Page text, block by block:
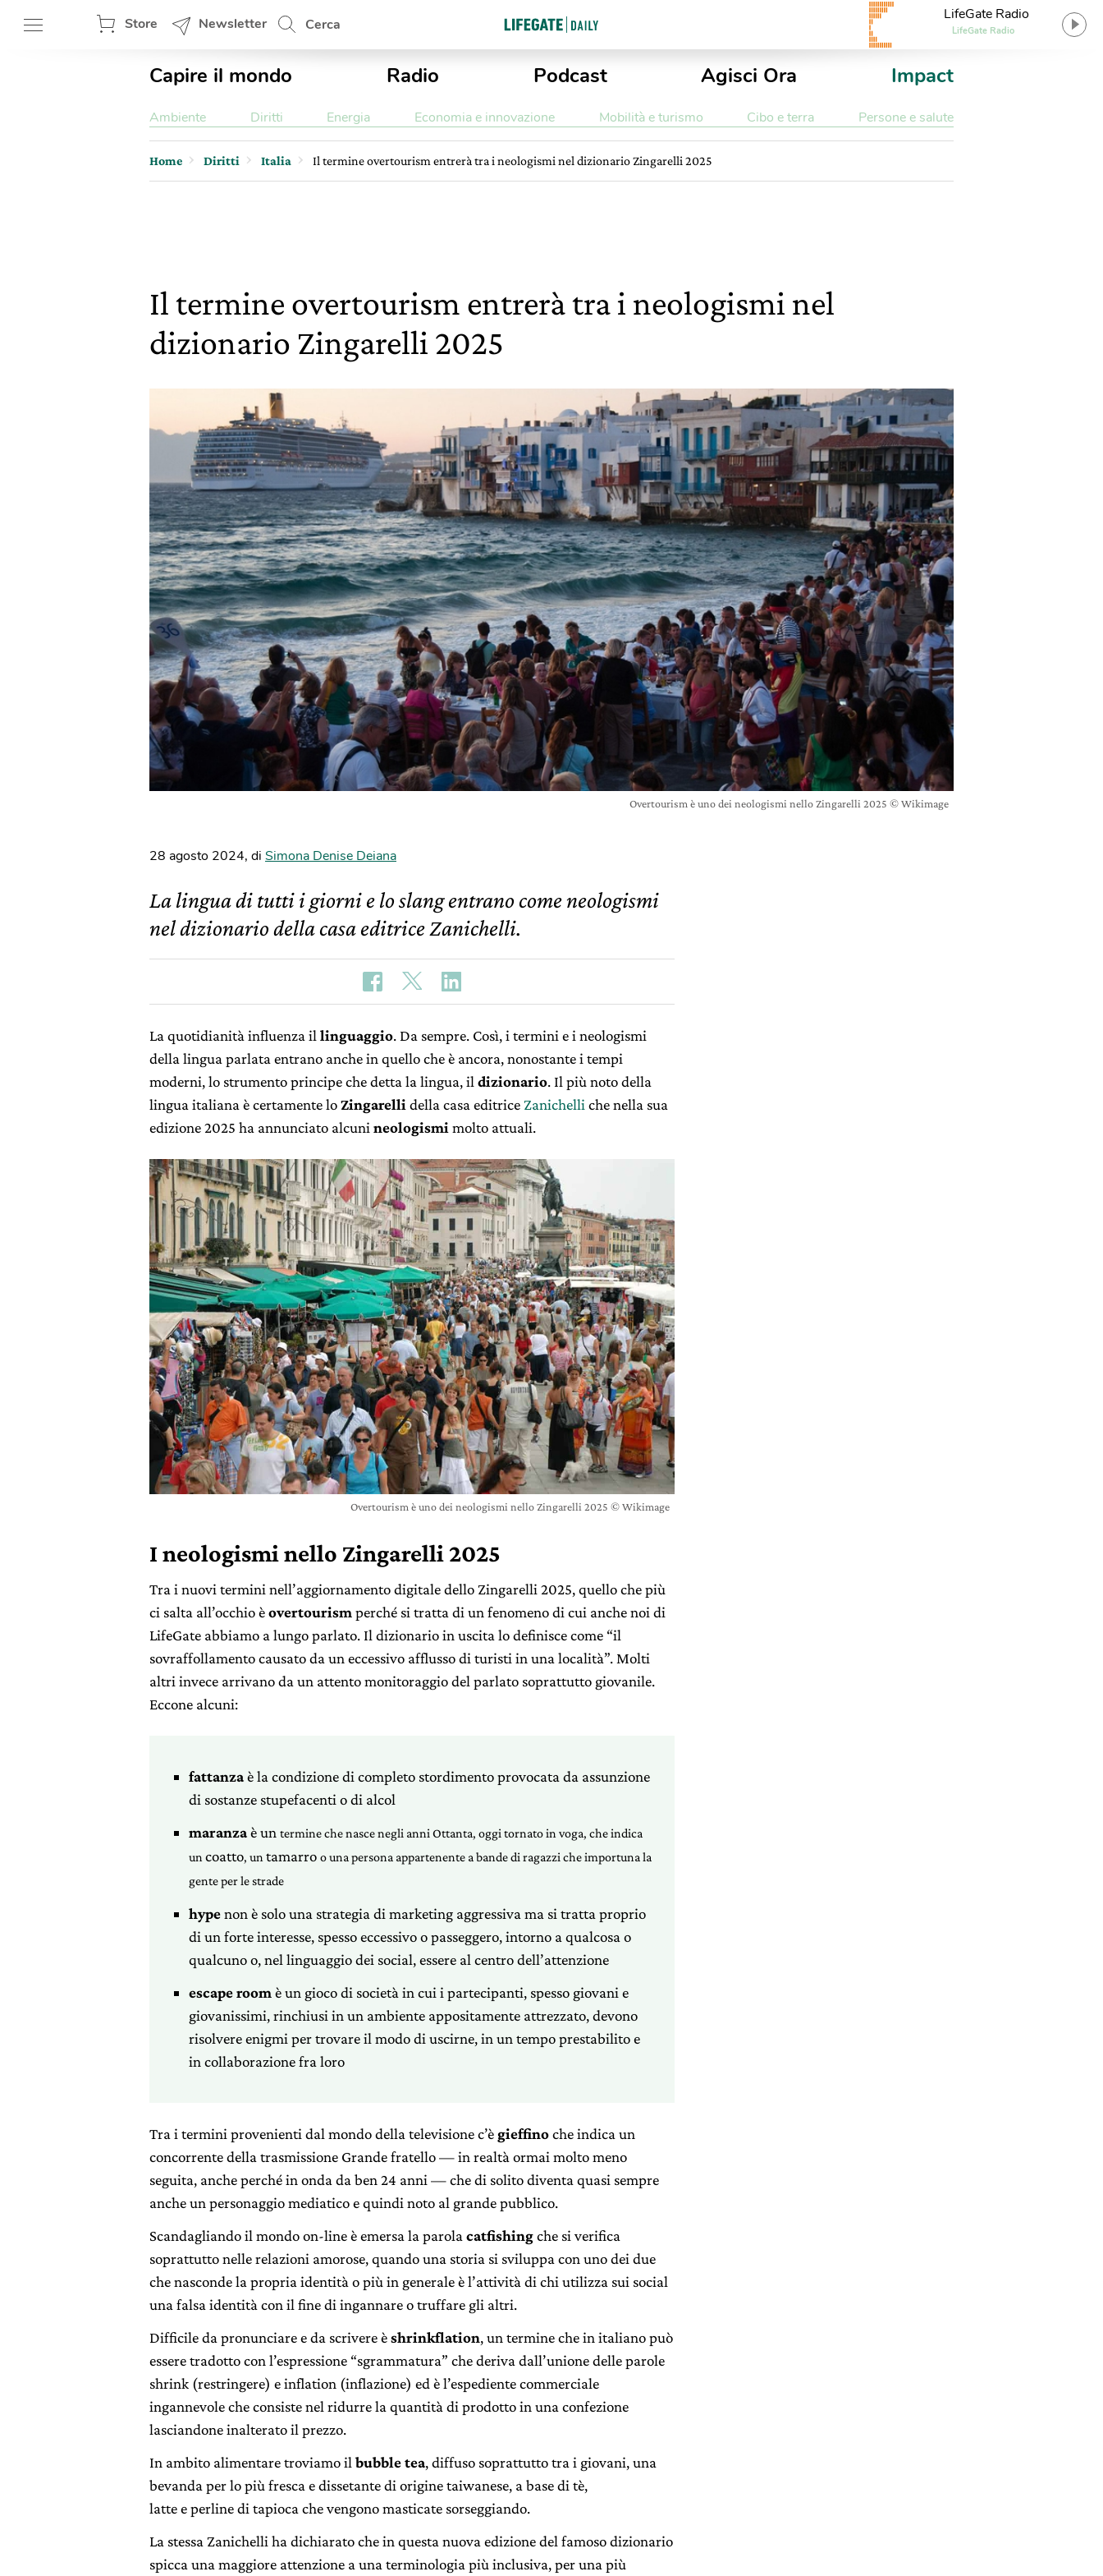
Store Newsletter Cerca
LifeGate Radio
LifeGate Radio
Capire il mondo Radio Podcast Agisci Ora Impact
Ambiente Diritti Energia Economia e innovazione Mobilità e turismo Cibo e terra Persone e salute
Home Diritti Italia Il termine overtourism entrerà tra i neologismi nel dizionario Zingarelli 2025
Il termine overtourism entrerà tra i neologismi nel
dizionario Zingarelli 2025
Overtourism è uno dei neologismi nello Zingarelli 2025 © Wikimage
28 agosto 2024, di Simona Denise Deiana
La lingua di tutti i giorni e lo slang entrano come neologismi
nel dizionario della casa editrice Zanichelli.
La quotidianità influenza il linguaggio. Da sempre. Così, i termini e i neologismi
della lingua parlata entrano anche in quello che è ancora, nonostante i tempi
moderni, lo strumento principe che detta la lingua, il dizionario. Il più noto della
lingua italiana è certamente loZingarelli della casa editriceZanichelli che nella sua
edizione 2025 ha annunciato alcuni neologismi molto attuali.
Overtourism è uno dei neologismi nello Zingarelli 2025 © Wikimage
I neologismi nello Zingarelli 2025
Tra i nuovi termini nell’aggiornamento digitale dello Zingarelli 2025, quello che più
ci salta all’occhio èovertourismperché si tratta di un fenomeno di cui anche noi di
LifeGate abbiamo a lungo parlato. Il dizionario in uscita lo definisce come “il
sovraffollamento causato da un eccessivo afflusso di turisti in una località”. Molti
altri invece arrivano da un attento monitoraggio del parlato soprattutto giovanile.
Eccone alcuni:
fattanzaè la condizione di completo stordimento provocata da assunzione
di sostanze stupefacenti o di alcol
maranzaè un termine che nasce negli anni Ottanta, oggi tornato in voga, che indica
un coatto, un tamarro o una persona appartenente a bande di ragazzi che importuna la
gente per le strade
hypenon è solo una strategia di marketing aggressiva ma si tratta proprio
di un forte interesse, spesso eccessivo o passeggero, intorno a qualcosa o
qualcuno o, nel linguaggio dei social, essere al centro dell’attenzione
escape roomè un gioco di società in cui i partecipanti, spesso giovani e
giovanissimi, rinchiusi in un ambiente appositamente attrezzato, devono
risolvere enigmi per trovare il modo di uscirne, in un tempo prestabilito e
in collaborazione fra loro
Tra i termini provenienti dal mondo della televisione c’ègieffinoche indica un
concorrente della trasmissione Grande fratello — in realtà ormai molto meno
seguita, anche perché in onda da ben 24 anni —che di solito diventa quasi sempre
anche un personaggio mediatico e quindi noto al grande pubblico.
Scandagliando il mondo on-line è emersa la parolacatfishingche si verifica
soprattutto nelle relazioni amorose, quando una storia si sviluppa con uno dei due
che nasconde la propria identità o più in generale è l’attività di chi utilizza sui social
una falsa identità con il fine di ingannare o truffare gli altri.
Difficile da pronunciare e da scrivere èshrinkflation, un termine che in italiano può
essere tradotto con l’espressione “sgrammatura” che deriva dall’unione delle parole
shrink (restringere) e inflation (inflazione) ed è l’espediente commerciale
ingannevole che consiste nel ridurre la quantità di prodotto in una confezione
lasciandone inalterato il prezzo.
In ambito alimentare troviamo ilbubble tea, diffuso soprattutto tra i giovani, una
bevanda per lo più fresca e dissetante di origine taiwanese, a base di tè,
latte e perline di tapioca che vengono masticate sorseggiando.
La stessa Zanichelli ha dichiarato che in questa nuova edizione del famoso dizionario
spicca una maggiore attenzione a una terminologia più inclusiva, per una più